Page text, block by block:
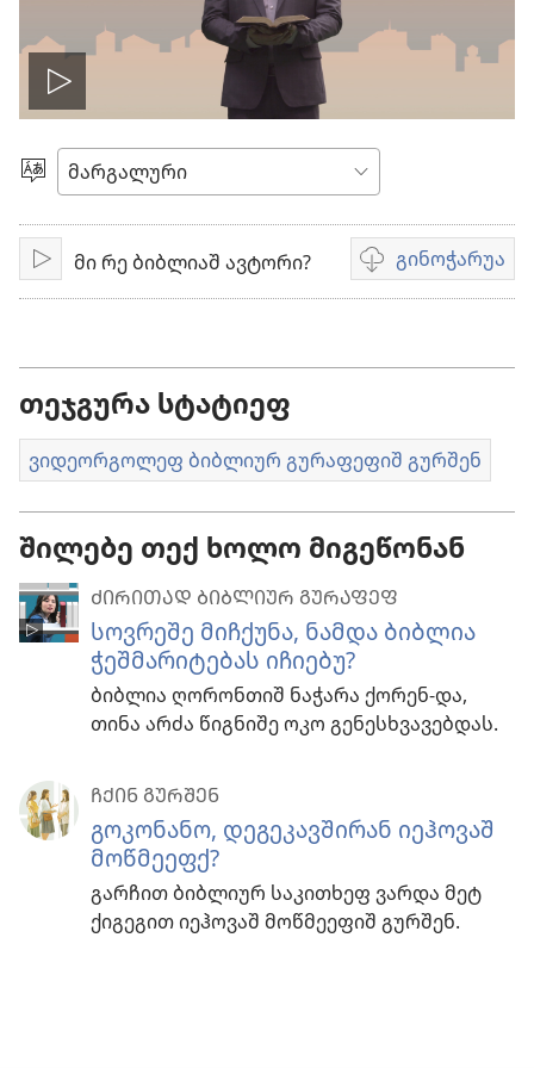
ვიდეოშ
ჩართება
ნინაშ
გიშაგორუა
ჩართება
მი რე ბიბლიაშ ავტორი? გინოჭარუა
ვიდეოჩანაწერეფ,
გინოჭარუაშ
თეჯგურა სტატიეფ
ვიდეორგოლეფ ბიბლიურ გურაფეფიშ გურშენ
შილებე თექ ხოლო მიგეწონან
ᲫᲘᲠᲘᲗᲐᲓ ᲑᲘᲑᲚᲘᲣᲠ ᲒᲣᲠᲐᲤᲔᲤ
სოვრეშე მიჩქუნა, ნამდა ბიბლია
ჭეშმარიტებას იჩიებუ?
ბიბლია ღორონთიშ ნაჭარა ქორენ-და,
თინა არძა წიგნიშე ოკო გენესხვავებდას.
ᲩᲥᲘᲜ ᲒᲣᲠᲨᲔᲜ
გოკონანო, დეგეკავშირან იეჰოვაშ
მოწმეეფქ?
გარჩით ბიბლიურ საკითხეფ ვარდა მეტ
ქიგეგით იეჰოვაშ მოწმეეფიშ გურშენ.